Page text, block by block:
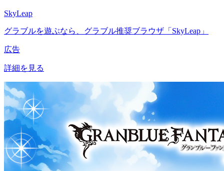
SkyLeap
グラブルを遊ぶなら、グラブル推奨ブラウザ「SkyLeap」
広告
詳細を見る